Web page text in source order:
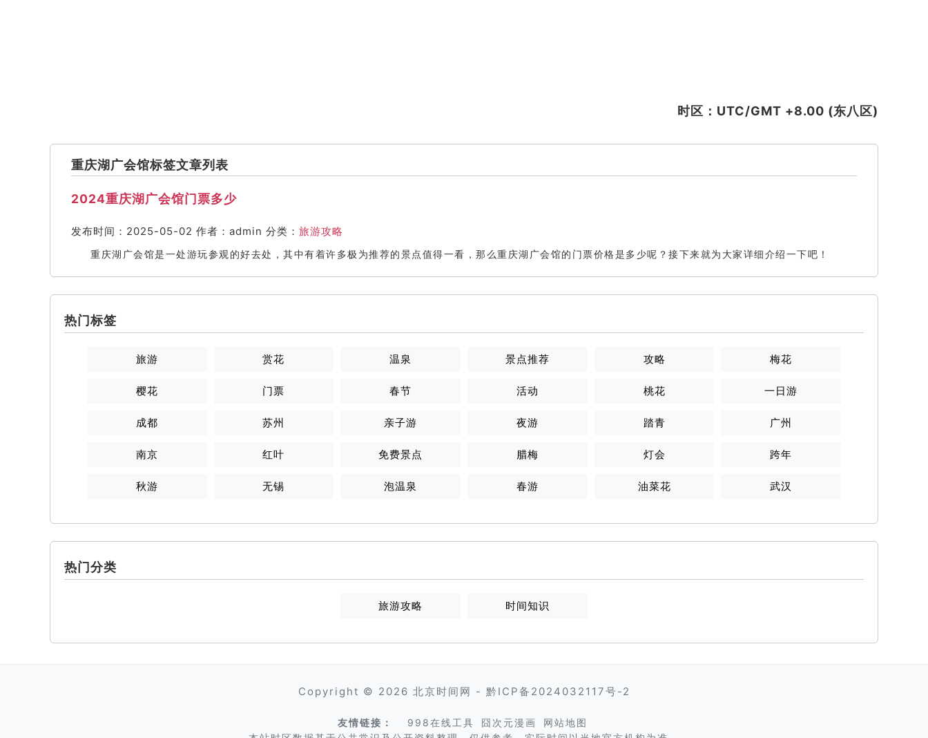
时区：UTC/GMT +8.00 (东八区)
重庆湖广会馆标签文章列表
2024重庆湖广会馆门票多少
发布时间：2025-05-02 作者：admin 分类： 旅游攻略
重庆湖广会馆是一处游玩参观的好去处，其中有着许多极为推荐的景点值得一看，那么重庆湖广会馆的门票价格是多少呢？接下来就为大家详细介绍一下吧！
热门标签
旅游 赏花 温泉 景点推荐 攻略 梅花
樱花 门票 春节 活动 桃花 一日游
成都 苏州 亲子游 夜游 踏青 广州
南京 红叶 免费景点 腊梅 灯会 跨年
秋游 无锡 泡温泉 春游 油菜花 武汉
热门分类
旅游攻略 时间知识
Copyright © 2026 北京时间网 - 黔ICP备2024032117号-2
友情链接： 998在线工具 囧次元漫画
网站地图